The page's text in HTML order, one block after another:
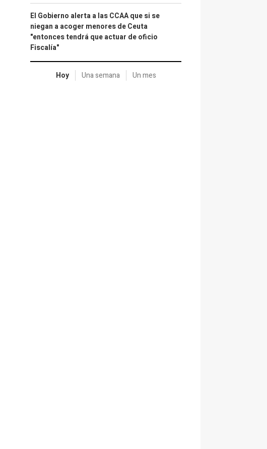
El Gobierno alerta a las CCAA que si se
niegan a acoger menores de Ceuta
"entonces tendrá que actuar de oficio
Fiscalía"
Hoy Una semana Un mes